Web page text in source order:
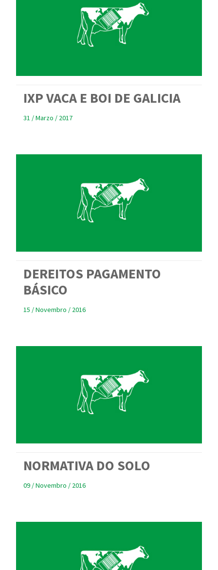
IXP VACA E BOI DE GALICIA
31 / Marzo / 2017
DEREITOS PAGAMENTO
BÁSICO
15 / Novembro / 2016
NORMATIVA DO SOLO
09 / Novembro / 2016